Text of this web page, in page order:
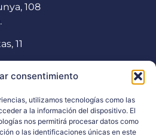
consentimiento
utilizamos tecnologías como las
a la información del dispositivo. El
nos permitirá procesar datos como
o las identificaciones únicas en este
108
11